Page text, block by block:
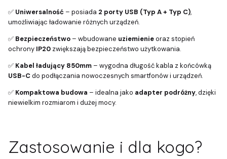
✅ Uniwersalność – posiada 2 porty USB (Typ A + Typ C),
umożliwiając ładowanie różnych urządzeń.
✅ Bezpieczeństwo – wbudowane uziemienieoraz stopień
ochrony IP20 zwiększają bezpieczeństwo użytkowania.
✅ Kabel ładujący 850mm – wygodna długość kabla z końcówką
USB-Cdo podłączania nowoczesnych smartfonów i urządzeń.
✅ Kompaktowa budowa – idealna jako adapter podróżny, dzięki
niewielkim rozmiarom i dużej mocy.
Zastosowanie i dla kogo?